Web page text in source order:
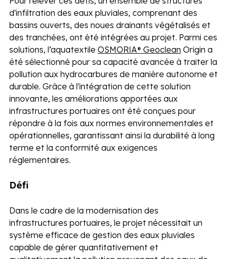
d'infiltration des eaux pluviales, comprenant des
bassins ouverts, des noues drainants végétalisés et
des tranchées, ont été intégrées au projet. Parmi ces
solutions, l’aquatextile OSMORIA® Geoclean Origin a
été sélectionné pour sa capacité avancée à traiter la
pollution aux hydrocarbures de manière autonome et
durable. Grâce à l'intégration de cette solution
innovante, les améliorations apportées aux
infrastructures portuaires ont été conçues pour
répondre à la fois aux normes environnementales et
opérationnelles, garantissant ainsi la durabilité à long
terme et la conformité aux exigences
réglementaires.
Défi
Dans le cadre de la modernisation des
infrastructures portuaires, le projet nécessitait un
système efficace de gestion des eaux pluviales
capable de gérer quantitativement et